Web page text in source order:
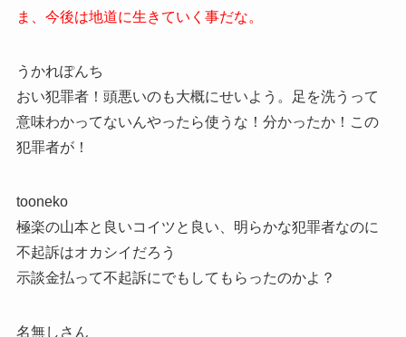
ま、今後は地道に生きていく事だな。
うかれぽんち
おい犯罪者！頭悪いのも大概にせいよう。足を洗うって
意味わかってないんやったら使うな！分かったか！この
犯罪者が！
tooneko
極楽の山本と良いコイツと良い、明らかな犯罪者なのに
不起訴はオカシイだろう
示談金払って不起訴にでもしてもらったのかよ？
名無しさん